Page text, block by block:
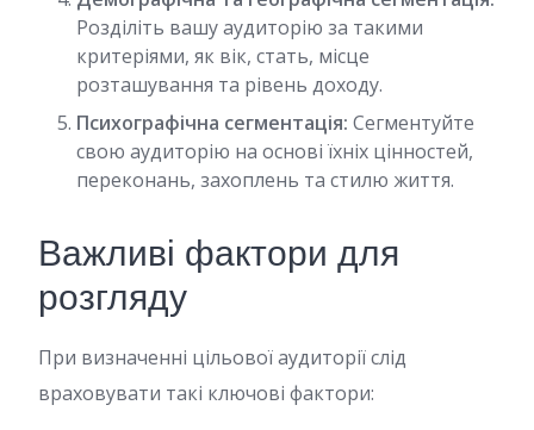
Розділіть вашу аудиторію за такими
критеріями, як вік, стать, місце
розташування та рівень доходу.
Психографічна сегментація: Сегментуйте
свою аудиторію на основі їхніх цінностей,
переконань, захоплень та стилю життя.
Важливі фактори для
розгляду
При визначенні цільової аудиторії слід
враховувати такі ключові фактори: